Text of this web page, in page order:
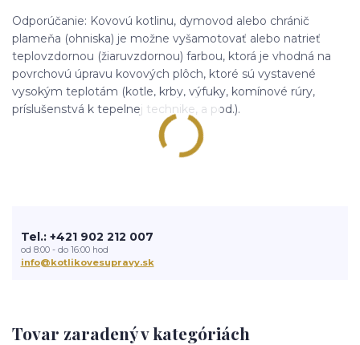
Odporúčanie: Kovovú kotlinu, dymovod alebo chránič
plameňa (ohniska) je možne vyšamotovať alebo natrieť
teplovzdornou (žiaruvzdornou) farbou, ktorá je vhodná na
povrchovú úpravu kovových plôch, ktoré sú vystavené
vysokým teplotám (kotle, krby, výfuky, komínové rúry,
príslušenstvá k tepelnej technike, a pod.).
Tovar zaradený v kategóriách
Tel.: +421 902 212 007
od 8:00 - do 16:00 hod
info@kotlikovesupravy.sk